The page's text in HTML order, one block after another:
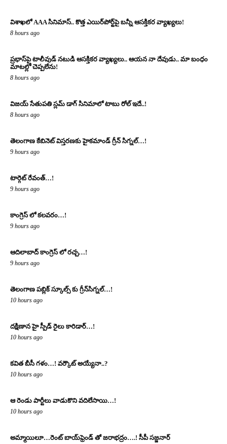
విశాఖలో AAA సినిమాస్.. కొత్త ఎయిర్‌పోర్ట్‌పై బన్నీ ఆసక్తికర వ్యాఖ్యలు!
8 hours ago
ప్రభాస్‌పై టాలీవుడ్ నటుడి ఆసక్తికర వ్యాఖ్యలు.. ఆయన నా దేవుడు.. మా బంధం
మాటల్లో చెప్పలేను!
8 hours ago
విజయ్ సేతుపతి స్లమ్ డాగ్ సినిమాలో టాబు రోల్ ఇదే..!
8 hours ago
తెలంగాణ కేబినెట్ విస్తరణకు హైకమాండ్ గ్రీన్ సిగ్నల్…!
9 hours ago
టార్గెట్ రేవంత్…!
9 hours ago
కాంగ్రెస్ లో కలవరం…!
9 hours ago
ఆదిలాబాద్ కాంగ్రెస్ లో రచ్చ…!
9 hours ago
తెలంగాణ పబ్లిక్ స్కూల్స్ కు గ్రీన్‌సిగ్నల్…!
10 hours ago
దక్షిణాన హై స్పీడ్ రైలు కారిడార్…!
10 hours ago
క‌విత‌ బీసీ గ‌ళం…! వ‌ర్కౌట్ అయ్యేనా..?
10 hours ago
ఆ రెండు పార్టీలు వాడుకొని వదిలేసాయి…!
10 hours ago
అమ్మాయిలూ…రెంట్ బాయ్‌ఫ్రెండ్ తో జరాభద్రం….! సీపీ స‌జ్జ‌నార్‌